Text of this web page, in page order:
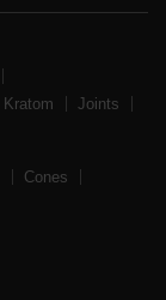
Kratom
Joints
Cones